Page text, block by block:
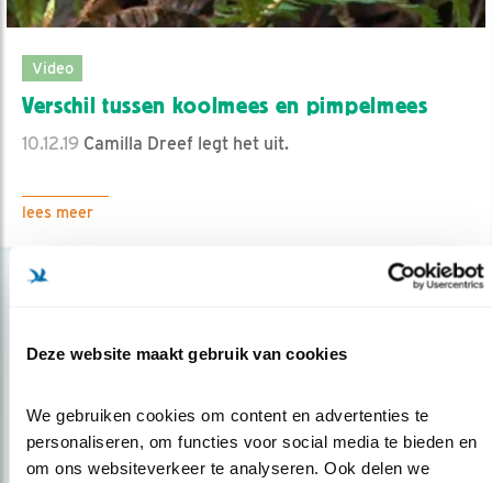
Deze website maakt gebruik van cookies
We gebruiken cookies om content en advertenties te
personaliseren, om functies voor social media te bieden en
om ons websiteverkeer te analyseren. Ook delen we
Video
Verschil tussen koolmees en pimpelmees
10.12.19 Camilla Dreef legt het uit.
lees meer
Op de hoogte blijven?